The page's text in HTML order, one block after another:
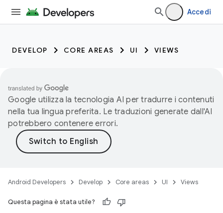
Accedi
DEVELOP CORE AREAS UI VIEWS
Google utilizza la tecnologia AI per tradurre i contenuti
nella tua lingua preferita. Le traduzioni generate dall'AI
potrebbero contenere errori.
Android Developers Develop Core areas UI Views
Questa pagina è stata utile?